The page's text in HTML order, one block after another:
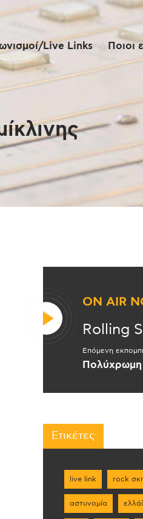
Live Links Ποιοι
ON AIR
Rolling
Επόμενη
Ετικέτες
live link rock
αστυνομία